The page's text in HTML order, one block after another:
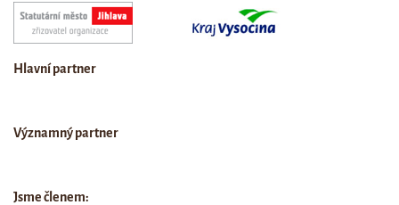
Hlavní partner
Významný partner
Jsme členem: